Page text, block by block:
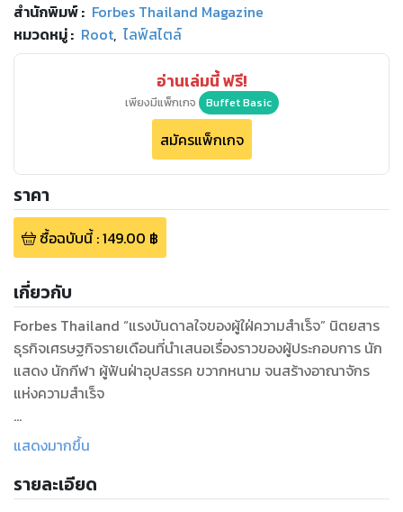
สำนักพิมพ์: Forbes Thailand Magazine
หมวดหมู่: Root, ไลฟ์สไตล์
อ่านเล่มนี้ ฟรี!
เพียงมีแพ็กเกจ Buffet Basic
สมัครแพ็กเกจ
ราคา
ซื้อฉบับนี้:149.00 ฿
เกี่ยวกับ
Forbes Thailand “แรงบันดาลใจของผู้ใฝ่ความสำเร็จ” นิตยสาร
ธุรกิจเศรษฐกิจรายเดือนที่นำเสนอเรื่องราวของผู้ประกอบการ นัก
แสดง นักกีฬา ผู้ฟันฝ่าอุปสรรค ขวากหนาม จนสร้างอาณาจักร
แห่งความสำเร็จ
Forbes Thailand, a Thai-language monthly business
stories of Thai and international entrepreneurs who
have overcome challenges for business achievements.
แสดงมากขึ้น
รายละเอียด